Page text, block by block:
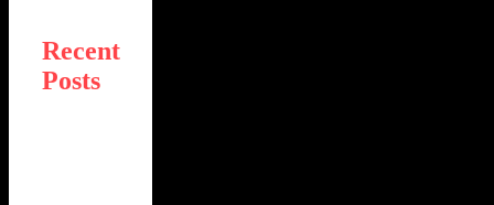
Recent
Posts